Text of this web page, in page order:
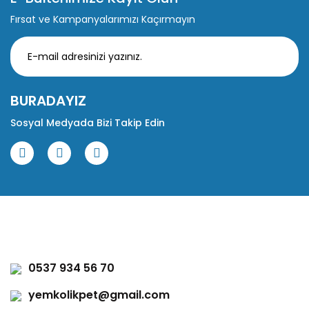
Fırsat ve Kampanyalarımızı Kaçırmayın
BURADAYIZ
Sosyal Medyada Bizi Takip Edin
0537 934 56 70
yemkolikpet@gmail.com